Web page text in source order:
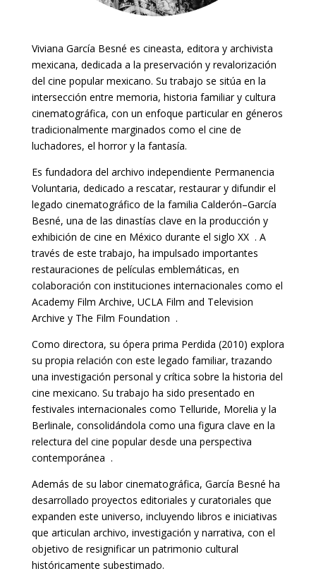
Viviana García Besné es cineasta, editora y archivista
mexicana, dedicada a la preservación y revalorización
del cine popular mexicano. Su trabajo se sitúa en la
intersección entre memoria, historia familiar y cultura
cinematográfica, con un enfoque particular en géneros
tradicionalmente marginados como el cine de
luchadores, el horror y la fantasía.
Es fundadora del archivo independiente Permanencia
Voluntaria, dedicado a rescatar, restaurar y difundir el
legado cinematográfico de la familia Calderón–García
Besné, una de las dinastías clave en la producción y
exhibición de cine en México durante el siglo XX . A
través de este trabajo, ha impulsado importantes
restauraciones de películas emblemáticas, en
colaboración con instituciones internacionales como el
Academy Film Archive, UCLA Film and Television
Archive y The Film Foundation .
Como directora, su ópera prima Perdida (2010) explora
su propia relación con este legado familiar, trazando
una investigación personal y crítica sobre la historia del
cine mexicano. Su trabajo ha sido presentado en
festivales internacionales como Telluride, Morelia y la
Berlinale, consolidándola como una figura clave en la
relectura del cine popular desde una perspectiva
contemporánea .
Además de su labor cinematográfica, García Besné ha
desarrollado proyectos editoriales y curatoriales que
expanden este universo, incluyendo libros e iniciativas
que articulan archivo, investigación y narrativa, con el
objetivo de resignificar un patrimonio cultural
históricamente subestimado.